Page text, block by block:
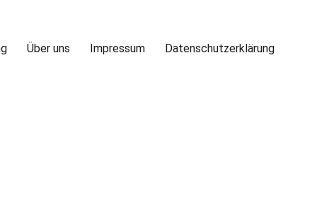
Über uns Impressum Datenschutzerklärung